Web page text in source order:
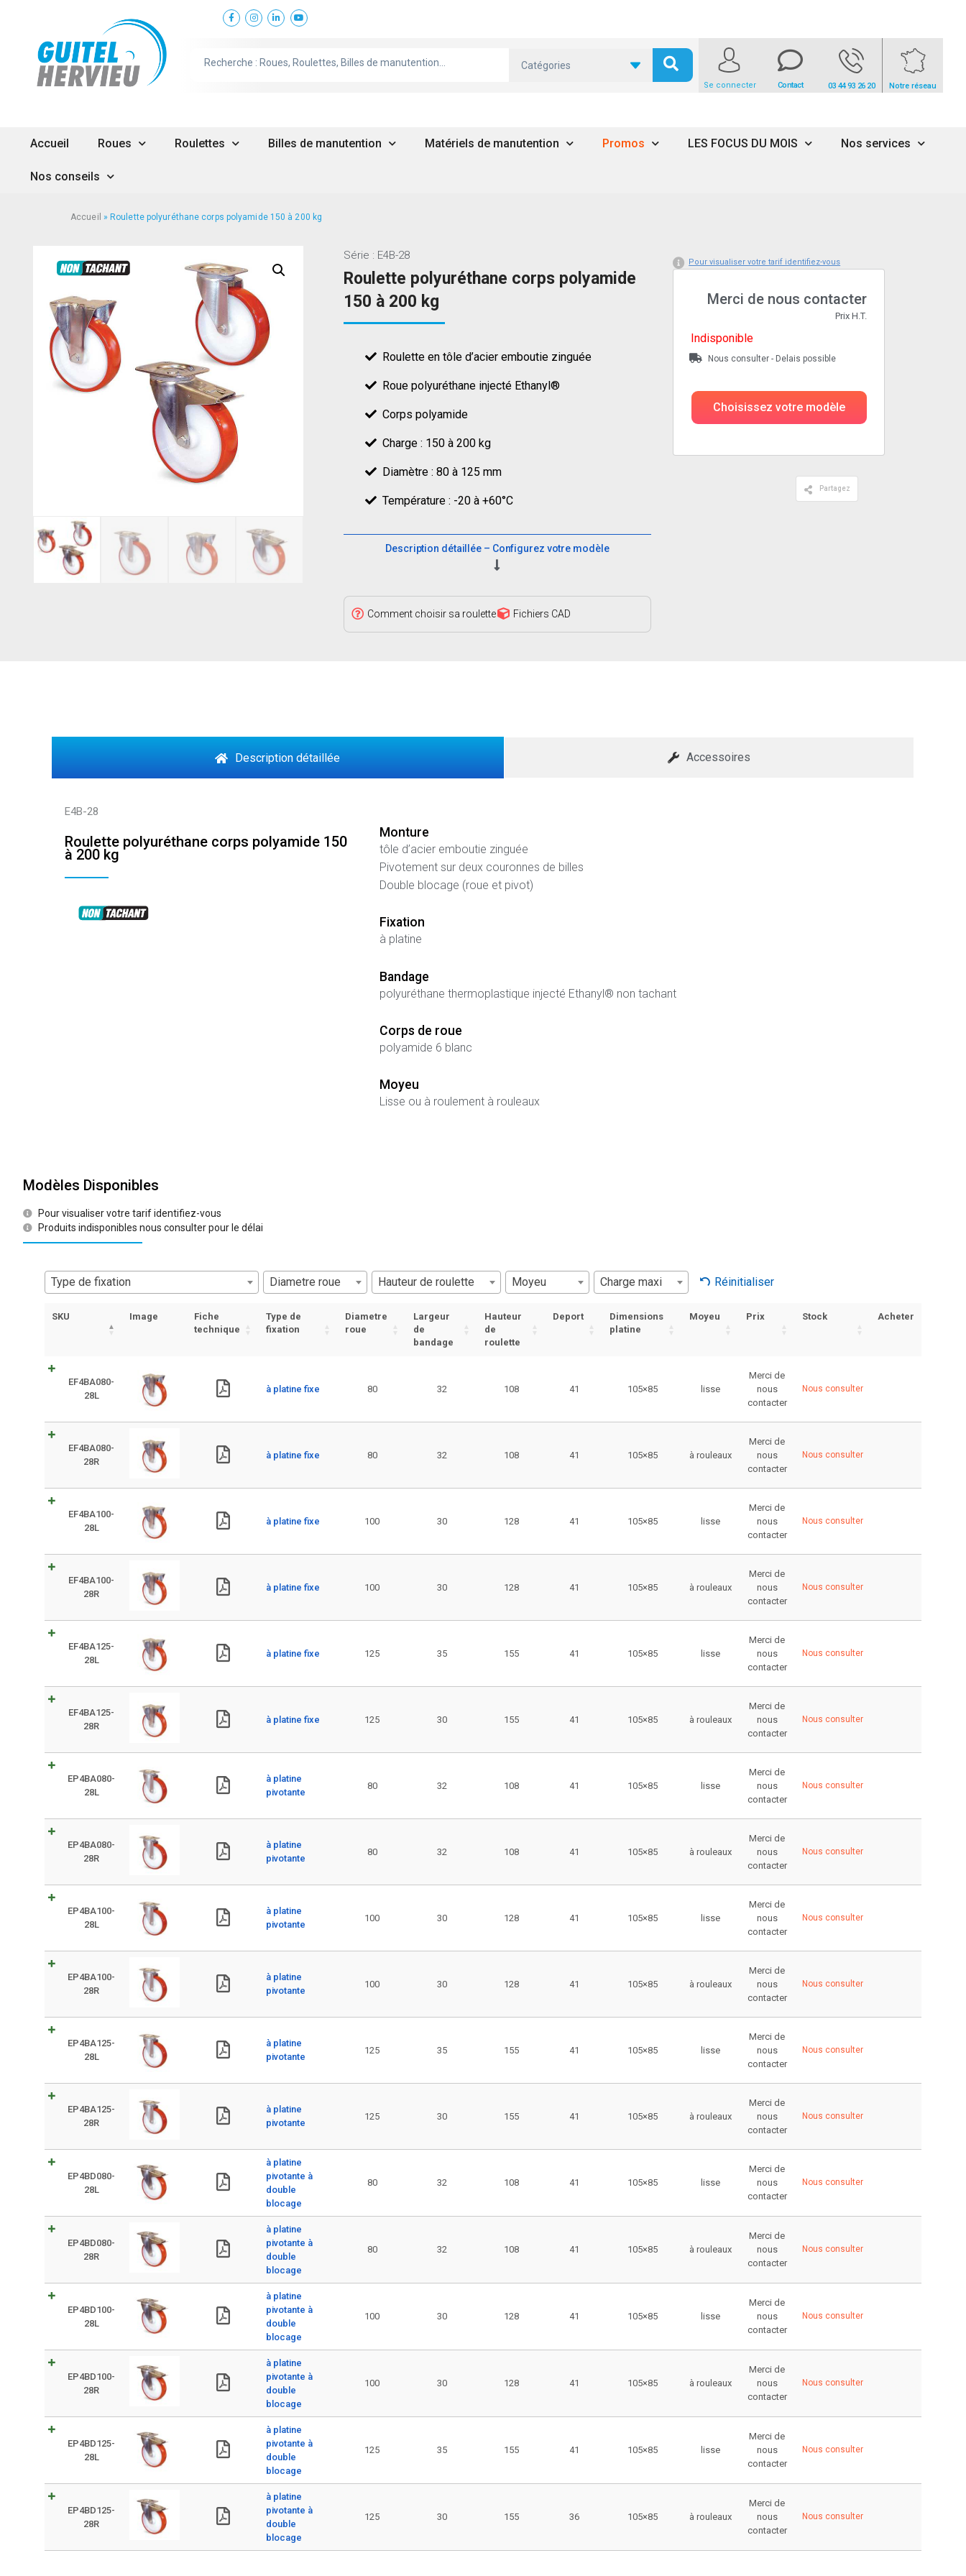
Se connecter Contact 03 44 93 26 20 Notre réseau
Catégories
Accueil Roues Roulettes Billes de manutention Matériels de manutention Promos LES FOCUS DU MOIS Nos services
Nos conseils
Accueil »Roulette polyuréthane corps polyamide 150 à 200 kg
Série : E4B-28
Roulette polyuréthane corps polyamide
150 à 200 kg
Roulette en tôle d’acier emboutie zinguée
Roue polyuréthane injecté Ethanyl®
Corps polyamide
Charge : 150 à 200 kg
Diamètre : 80 à 125 mm
Température : -20 à +60°C
Description détaillée – Configurez votre modèle
Comment choisir sa roulette Fichiers CAD
Pour visualiser votre tarif identifiez-vous
Merci de nous contacter
Prix H.T.
Indisponible
Nous consulter - Delais possible
Choisissez votre modèle
Partagez
Description détaillée Accessoires
E4B-28
Roulette polyuréthane corps polyamide 150
à 200 kg
Monture
tôle d’acier emboutie zinguée
Pivotement sur deux couronnes de billes
Double blocage (roue et pivot)
Fixation
à platine
Bandage
polyuréthane thermoplastique injecté Ethanyl® non tachant
Corps de roue
polyamide 6 blanc
Moyeu
Lisse ou à roulement à rouleaux
Modèles Disponibles
Pour visualiser votre tarif identifiez-vous
Produits indisponibles nous consulter pour le délai
Type de fixation Diametre roue Hauteur de roulette Moyeu Charge maxi Réinitialiser
SKU Image
Fiche
technique
Type de
fixation
Diametre
roue
Largeur
de
bandage
Hauteur
de
roulette
Deport
Dimensions
platine
Moyeu Prix Stock Acheter
EF4BA080-
28L
à platine fixe 80 32 108 41 105×85 lisse
Merci de
nous
contacter
Nous consulter
EF4BA080-
28R
à platine fixe 80 32 108 41 105×85 à rouleaux
Merci de
nous
contacter
Nous consulter
EF4BA100-
28L
à platine fixe 100 30 128 41 105×85 lisse
Merci de
nous
contacter
Nous consulter
EF4BA100-
28R
à platine fixe 100 30 128 41 105×85 à rouleaux
Merci de
nous
contacter
Nous consulter
EF4BA125-
28L
à platine fixe 125 35 155 41 105×85 lisse
Merci de
nous
contacter
Nous consulter
EF4BA125-
28R
à platine fixe 125 30 155 41 105×85 à rouleaux
Merci de
nous
contacter
Nous consulter
EP4BA080-
28L
à platine
pivotante
80 32 108 41 105×85 lisse
Merci de
nous
contacter
Nous consulter
EP4BA080-
28R
à platine
pivotante
80 32 108 41 105×85 à rouleaux
Merci de
nous
contacter
Nous consulter
EP4BA100-
28L
à platine
pivotante
100 30 128 41 105×85 lisse
Merci de
nous
contacter
Nous consulter
EP4BA100-
28R
à platine
pivotante
100 30 128 41 105×85 à rouleaux
Merci de
nous
contacter
Nous consulter
EP4BA125-
28L
à platine
pivotante
125 35 155 41 105×85 lisse
Merci de
nous
contacter
Nous consulter
EP4BA125-
28R
à platine
pivotante
125 30 155 41 105×85 à rouleaux
Merci de
nous
contacter
Nous consulter
EP4BD080-
28L
à platine
pivotante à
double
blocage
80 32 108 41 105×85 lisse
Merci de
nous
contacter
Nous consulter
EP4BD080-
28R
à platine
pivotante à
double
blocage
80 32 108 41 105×85 à rouleaux
Merci de
nous
contacter
Nous consulter
EP4BD100-
28L
à platine
pivotante à
double
blocage
100 30 128 41 105×85 lisse
Merci de
nous
contacter
Nous consulter
EP4BD100-
28R
à platine
pivotante à
double
blocage
100 30 128 41 105×85 à rouleaux
Merci de
nous
contacter
Nous consulter
EP4BD125-
28L
à platine
pivotante à
double
blocage
125 35 155 41 105×85 lisse
Merci de
nous
contacter
Nous consulter
EP4BD125-
28R
à platine
pivotante à
double
blocage
125 30 155 36 105×85 à rouleaux
Merci de
nous
contacter
Nous consulter